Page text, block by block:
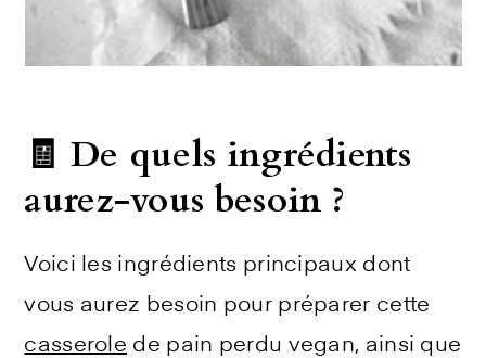
🧾 De quels ingrédients
aurez-vous besoin ?
Voici les ingrédients principaux dont
vous aurez besoin pour préparer cette
casserole de pain perdu vegan, ainsi que